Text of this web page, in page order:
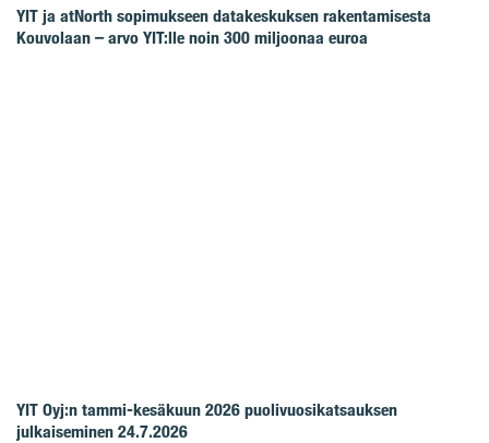
YIT ja atNorth sopimukseen datakeskuksen rakentamisesta
Kouvolaan – arvo YIT:lle noin 300 miljoonaa euroa
YIT Oyj:n tammi-kesäkuun 2026 puolivuosikatsauksen
julkaiseminen 24.7.2026